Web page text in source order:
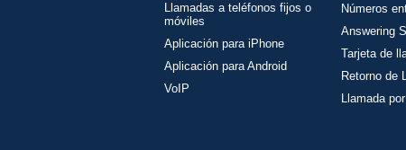
Llamadas a teléfonos fijos o
móviles
Aplicación para iPhone
Aplicación para Android
VoIP
Números
Answering
Tarjeta de
Retorno de
Llamada